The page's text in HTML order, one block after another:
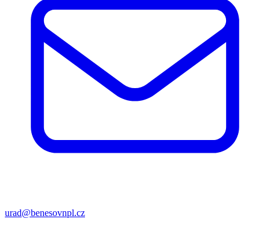
urad@benesovnpl.cz